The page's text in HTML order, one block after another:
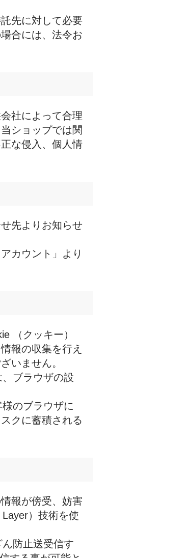
先に対して必要
合には、法令お
社によって合理
ショップでは関
な侵入、個人情
先よりお知らせ
カウント」より
（クッキー）
報の収集を行え
いません。
ブラウザの設
のブラウザに
クに蓄積される
報が傍受、妨害
）技術を使
防止送受信す